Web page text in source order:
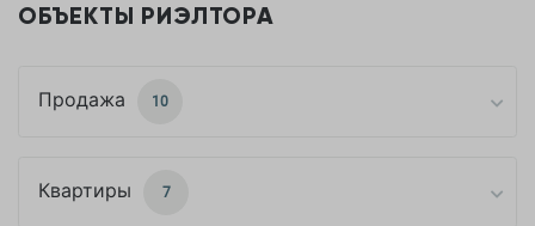
ОБЪЕКТЫ РИЭЛТОРА
Продажа 10
Квартиры 7